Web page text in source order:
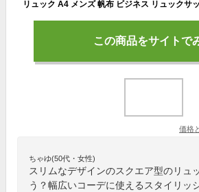
この商品をサイトで
価格
ちゃゆ(50代・女性)
スリムなデザインのスクエア型のリュ
う？幅広いコーデに使えるスタイリッ